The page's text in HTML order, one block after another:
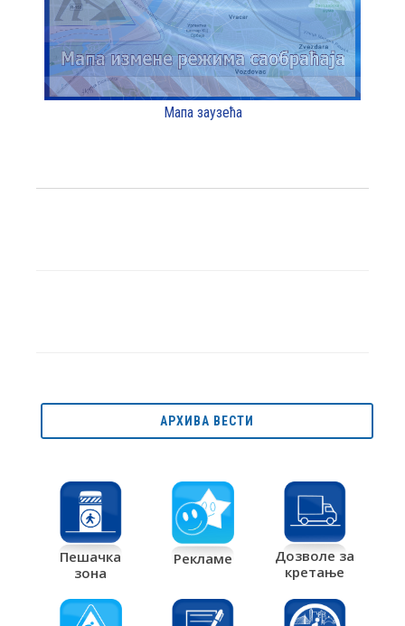
Мапа заузећа
АРХИВА ВЕСТИ
Пешачка
зона
Рекламе
Дозволе за
кретање